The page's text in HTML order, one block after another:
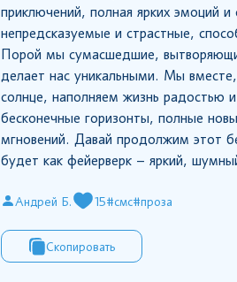
приключений, полная ярких эмоций
непредсказуемые и страстные,
Порой мы сумасшедшие,
делает нас уникальными. Мы
солнце, наполняем жизнь радостью
бесконечные горизонты, полные
мгновений. Давай продолжим этот
будет как фейерверк – яркий,
Андрей Б. 15#смс#проза
Скопировать